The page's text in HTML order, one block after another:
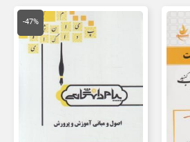
-47%
قیمت
اصلی
150,000 تومان
بود.
قیمت
فعلی
است.